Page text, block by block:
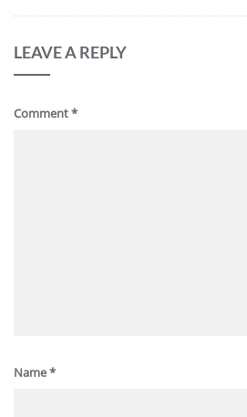
LEAVE A REPLY
Comment*
Name*